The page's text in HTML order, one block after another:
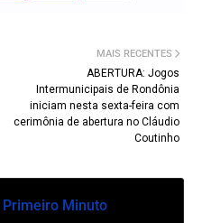
MAIS RECENTES
ABERTURA: Jogos
Intermunicipais de Rondônia
iniciam nesta sexta-feira com
cerimônia de abertura no Cláudio
Coutinho
Primeiro Minuto